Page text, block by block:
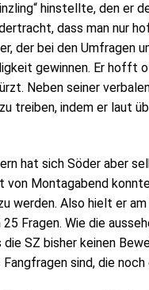
hinstellte, den er
dass man nur
der bei den Umfragen
gewinnen. Er hofft
Neben seiner
treiben, indem er laut
hat sich Söder aber
Montagabend
werden. Also hielt er
Fragen. Wie die
SZ bisher keinen
sind, die